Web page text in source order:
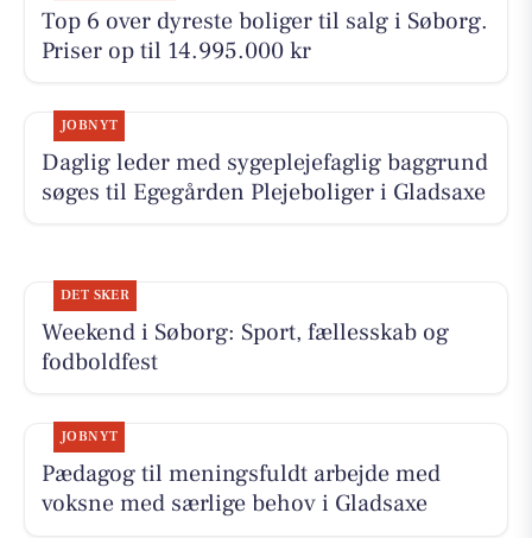
Top 6 over dyreste boliger til salg i Søborg.
Priser op til 14.995.000 kr
JOBNYT
Daglig leder med sygeplejefaglig baggrund
søges til Egegården Plejeboliger i Gladsaxe
DET SKER
Weekend i Søborg: Sport, fællesskab og
fodboldfest
JOBNYT
Pædagog til meningsfuldt arbejde med
voksne med særlige behov i Gladsaxe